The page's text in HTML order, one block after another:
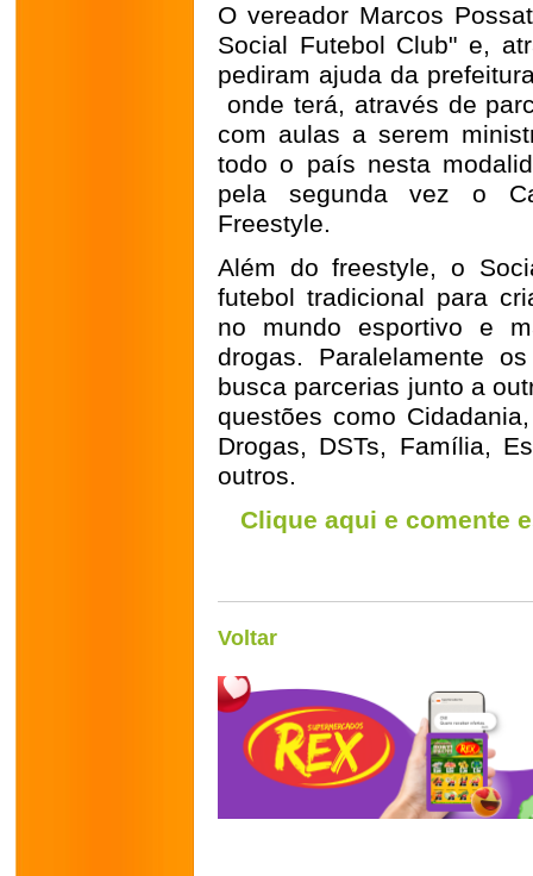
O vereador Marcos
Social Futebol Club" e,
pediram ajuda da
onde terá, através de
com aulas a serem
todo o país nesta
pela segunda vez o
Freestyle.
Além do freestyle, o
futebol tradicional para
no mundo esportivo e
drogas. Paralelamente
busca parcerias junto a
questões como
Drogas, DSTs, Família,
outros.
Clique aqui e comente
Voltar